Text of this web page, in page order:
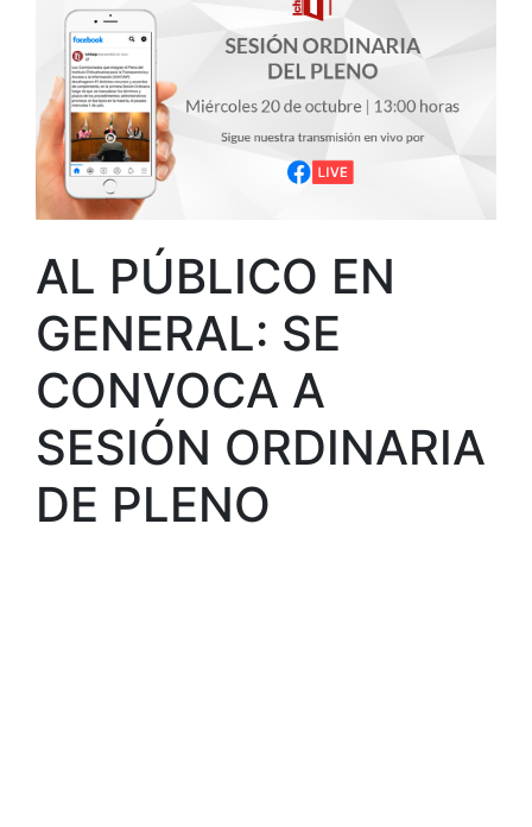
AL PÚBLICO EN
GENERAL: SE
CONVOCA A
SESIÓN ORDINARIA
DE PLENO